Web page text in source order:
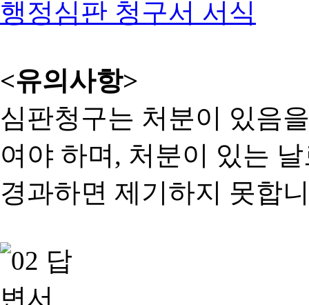
행정심판 청구서 서식
<유의사항>
심판청구는 처분이 있음
여야 하며, 처분이 있는
경과하면 제기하지 못합